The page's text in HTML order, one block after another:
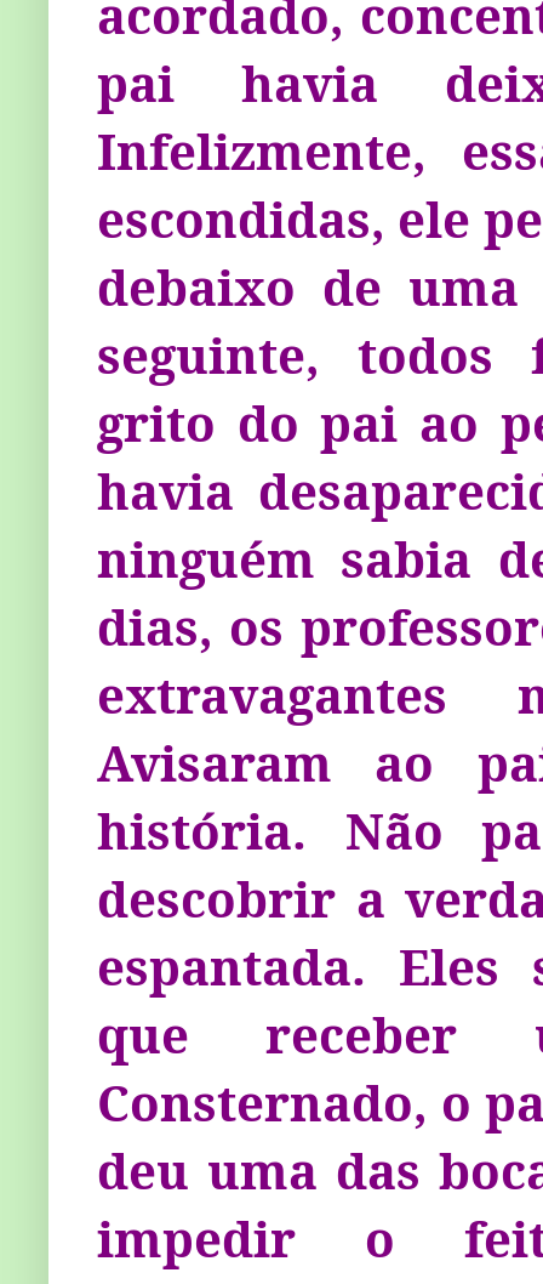
acordado,
pai havia
Infelizmente,
escondidas, ele
debaixo de
seguinte, todos
grito do pai ao
havia
ninguém sabia
dias, os
Avisaram ao
história. Não
descobrir a
espantada.
que receber
Consternado, o
deu uma das
impedir o